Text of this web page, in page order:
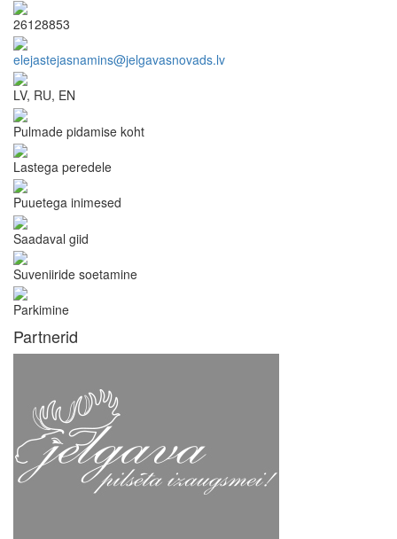
26128853
elejastejasnamins@jelgavasnovads.lv
LV, RU, EN
Pulmade pidamise koht
Lastega peredele
Puuetega inimesed
Saadaval giid
Suveniiride soetamine
Parkimine
Partnerid